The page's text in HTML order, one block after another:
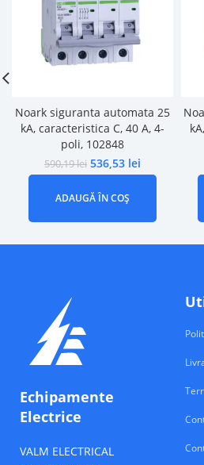
Noark siguranta automata 25
kA, caracteristica C, 40 A, 4-
poli, 102848
590,19lei 536,53 lei
ADAUGĂ ÎN COȘ
Echipamente
Electrice
VALM ELECTRICAL